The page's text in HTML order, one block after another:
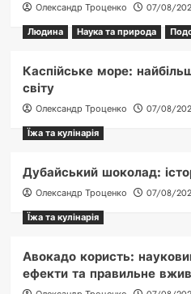
Олександр Троценко
07/08/
Людина
Наука та природа
Каспійське море:
світу
Олександр Троценко
07/08/
Їжа та кулінарія
Дубайський шоколад:
Олександр Троценко
07/08/
Їжа та кулінарія
Авокадо користь:
ефекти та правильне